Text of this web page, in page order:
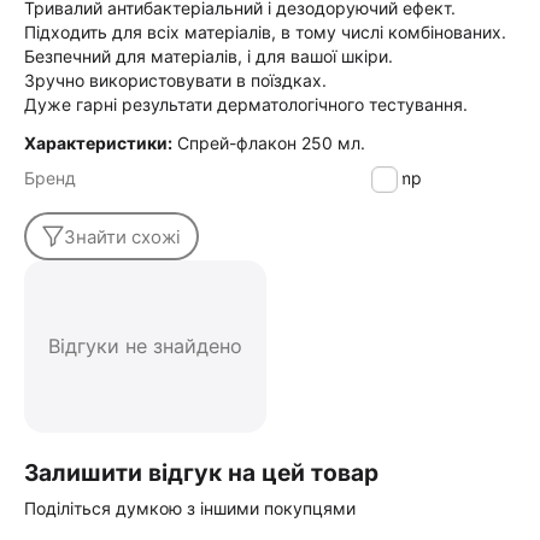
Тривалий антибактеріальний і дезодоруючий ефект.
Підходить для всіх матеріалів, в тому числі комбінованих.
Безпечний для матеріалів, і для вашої шкіри.
Зручно використовувати в поїздках.
Дуже гарні результати дерматологічного тестування.
Характеристики: Спрей-флакон 250 мл.
Бренд
Tramp
Знайти схожі
Відгуки не знайдено
Залишити відгук на цей товар
Поділіться думкою з іншими покупцями